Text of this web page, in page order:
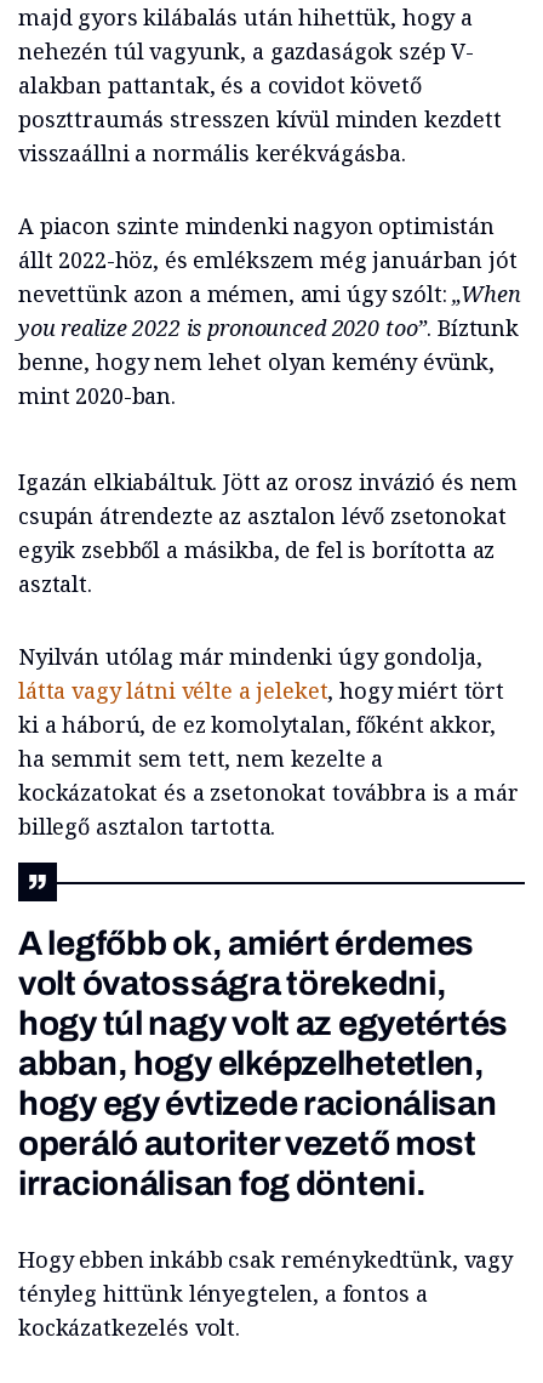
majd gyors kilábalás után hihettük, hogy a
nehezén túl vagyunk, a gazdaságok szép V-
alakban pattantak, és a covidot követő
poszttraumás stresszen kívül minden kezdett
visszaállni a normális kerékvágásba.
A piacon szinte mindenki nagyon optimistán
állt 2022-höz, és emlékszem még januárban jót
nevettünk azon a mémen, ami úgy szólt:„When
you realize 2022 is pronounced 2020 too”. Bíztunk
benne, hogy nem lehet olyan kemény évünk,
mint 2020-ban.
Igazán elkiabáltuk. Jött az orosz invázió és nem
csupán átrendezte az asztalon lévő zsetonokat
egyik zsebből a másikba, de fel is borította az
asztalt.
Nyilván utólag már mindenki úgy gondolja,
látta vagy látni vélte a jeleket, hogy miért tört
ki a háború, de ez komolytalan, főként akkor,
ha semmit sem tett, nem kezelte a
kockázatokat és a zsetonokat továbbra is a már
billegő asztalon tartotta.
A legfőbb ok, amiért érdemes
volt óvatosságra törekedni,
hogy túl nagy volt az egyetértés
abban, hogy elképzelhetetlen,
hogy egy évtizede racionálisan
operáló autoriter vezető most
irracionálisan fog dönteni.
Hogy ebben inkább csak reménykedtünk, vagy
tényleg hittünk lényegtelen, a fontos a
kockázatkezelés volt.